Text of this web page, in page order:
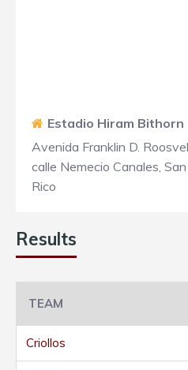
Estadio Hiram Bithorn
Avenida Franklin D.
calle Nemecio Canales,
Rico
Results
TEAM
Criollos